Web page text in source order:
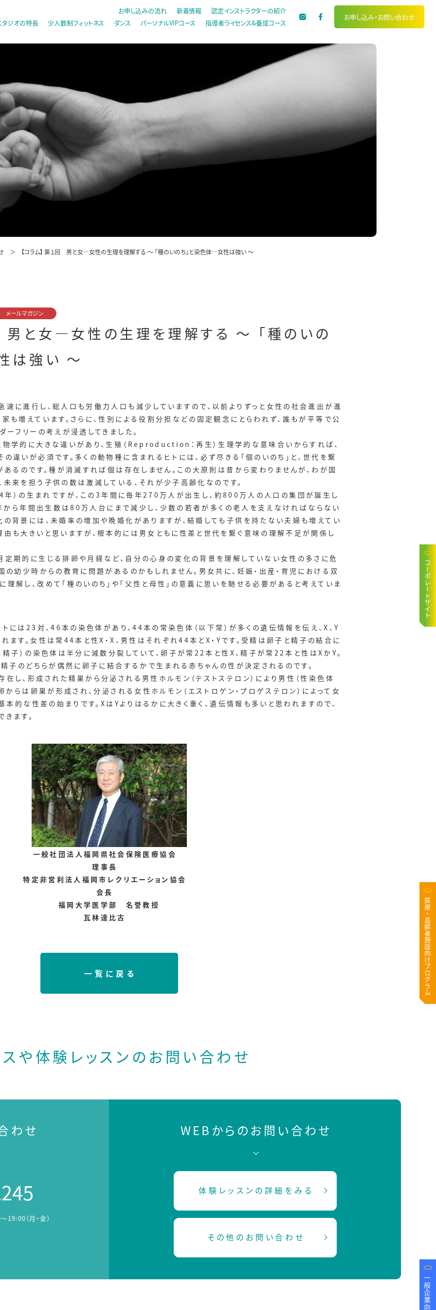
タジオの特長 少人数制フィットネス ダンス パーソナルVIPコース 指導者ライセンス&養成コース
お申し込みの流れ 新着情報 認定インストラクターの紹介
お申し込み・お問い合わせ
コーポレートサイト
医療・高齢者施設向けプログラム
【コラム】 第１回 男と女―女性の生理を理解する ～ 「種のいのち」と染色体―女性は強い ～
メールマガジン
男と女―女性の生理を理解する ～ 「種のいの
は強い ～
に進行し、総人口も労働力人口も減少していますので、以前よりずっと女性の社会進出が進
も増えています。さらに、性別による役割分担などの固定観念にとらわれず、誰もが平等で公
ーフリーの考えが浸透してきました。
学的に大きな違いがあり、生殖（Reproduction：再生）生理学的な意味合いからすれば、
違いが必須です。多くの動物種に含まれるヒトには、必ず尽きる「個のいのち」と、世代を繋
あるのです。種が消滅すれば個は存在しません。この大原則は昔から変わりませんが、わが国
来を担う子供の数は激減している、それが少子高齢化なのです。
）の生まれですが、この3年間に毎年270万人が出生し、約800万人の人口の集団が誕生し
から年間出生数は80万人台にまで減少し、少数の若者が多くの老人を支えなければならない
背景には、未婚率の増加や晩婚化がありますが、結婚しても子供を持たない夫婦も増えてい
も大きいと思いますが、根本的には男女ともに性差と世代を繋ぐ意味の理解不足が関係し
期的に生じる排卵や月経など、自分の心身の変化の背景を理解していない女性の多さに危
の幼少時からの教育に問題があるのかもしれません。男女共に、妊娠・出産・育児における双
解し、改めて「種のいのち」や「父性と母性」の意義に思いを馳せる必要があると考えていま
は23対、46本の染色体があり、44本の常染色体（以下常）が多くの遺伝情報を伝え、X、Y
ます。女性は常44本と性X・X、男性はそれぞれ44本とX・Yです。受精は卵子と精子の結合に
精子）の染色体は半分に減数分裂していて、卵子が常22本と性X、精子が常22本と性はXかY。
子のどちらが偶然に卵子に結合するかで生まれる赤ちゃんの性が決定されるのです。
、形成された精巣から分泌される男性ホルモン（テストステロン）により男性（性染色体
からは卵巣が形成され、分泌される女性ホルモン（エストロゲン・プロゲステロン）によって女
本的な性差の始まりです。XはYよりはるかに大きく重く、遺伝情報も多いと思われますので、
ます。
一般社団法人福岡県社会保険医療協会
理事長
特定非営利法人福岡市レクリエーション協会
会長
福岡大学医学部 名誉教授
瓦林達比古
一覧に戻る
や体験レッスンの お問い合わせ
わせ
19:00（月・金）
WEBからのお問い合わせ
体験レッスンの詳細をみる
その他のお問い合わせ